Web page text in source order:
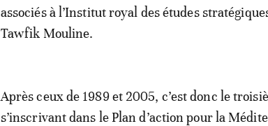
associés à l’Institut royal des études
Tawfik Mouline.
Après ceux de 1989 et 2005, c’est donc le
s’inscrivant dans le Plan d’action pour la